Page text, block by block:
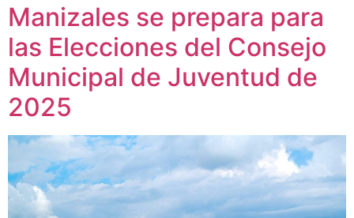
Manizales se prepara para
las Elecciones del Consejo
Municipal de Juventud de
2025